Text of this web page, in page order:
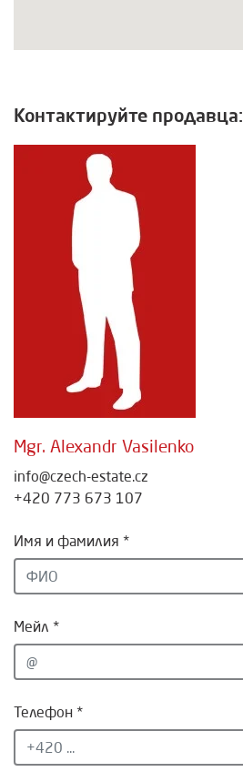
Контактируйте продавца:
Mgr. Alexandr Vasilenko
info@czech-estate.cz
+420 773 673 107
Имя и фамилия *
Мейл *
Телефон *